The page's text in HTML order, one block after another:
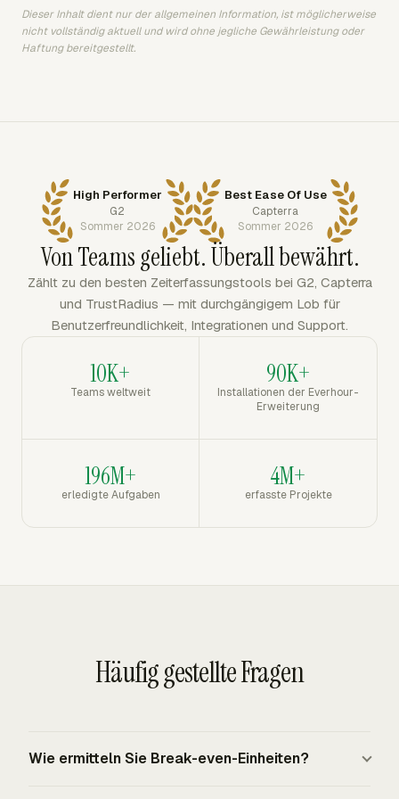
Dieser Inhalt dient nur der allgemeinen Information, ist möglicherweise
nicht vollständig aktuell und wird ohne jegliche Gewährleistung oder
Haftung bereitgestellt.
High Performer
G2
Sommer 2026
Best Ease Of Use
Capterra
Sommer 2026
Von Teams geliebt. Überall bewährt.
Zählt zu den besten Zeiterfassungstools bei G2, Capterra
und TrustRadius — mit durchgängigem Lob für
Benutzerfreundlichkeit, Integrationen und Support.
10K+
Teams weltweit
90K+
Installationen der Everhour-
Erweiterung
196M+
erledigte Aufgaben
4M+
erfasste Projekte
Häufig gestellte Fragen
Wie ermitteln Sie Break-even-Einheiten?